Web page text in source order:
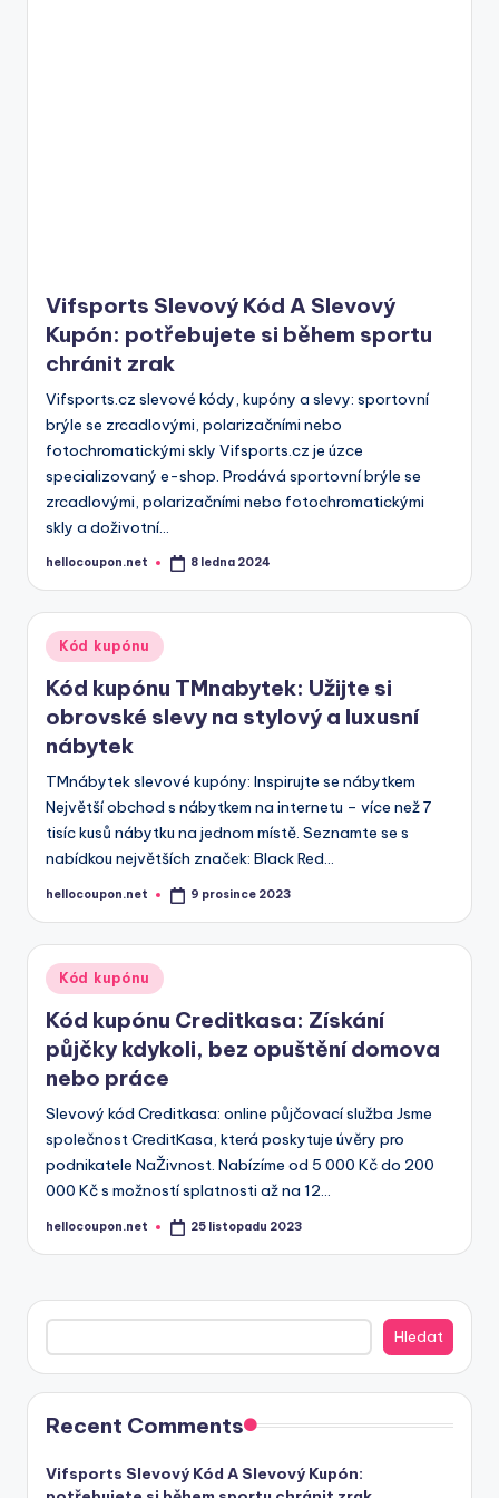
Vifsports Slevový Kód A Slevový
Kupón: potřebujete si během sportu
chránit zrak
Vifsports.cz slevové kódy, kupóny a slevy: sportovní
brýle se zrcadlovými, polarizačními nebo
fotochromatickými skly Vifsports.cz je úzce
specializovaný e-shop. Prodává sportovní brýle se
zrcadlovými, polarizačními nebo fotochromatickými
skly a doživotní…
Posted
hellocoupon.net 8 ledna 2024
Posted
in
Kód kupónu
Kód kupónu TMnabytek: Užijte si
obrovské slevy na stylový a luxusní
nábytek
TMnábytek slevové kupóny: Inspirujte se nábytkem
Největší obchod s nábytkem na internetu – více než 7
tisíc kusů nábytku na jednom místě. Seznamte se s
nabídkou největších značek: Black Red…
Posted
hellocoupon.net 9 prosince 2023
Posted
in
Kód kupónu
Kód kupónu Creditkasa: Získání
půjčky kdykoli, bez opuštění domova
nebo práce
Slevový kód Creditkasa: online půjčovací služba Jsme
společnost CreditKasa, která poskytuje úvěry pro
podnikatele NaŽivnost. Nabízíme od 5 000 Kč do 200
000 Kč s možností splatnosti až na 12…
Posted
hellocoupon.net 25 listopadu 2023
Hledat
Hledat
Recent Comments
Vifsports Slevový Kód A Slevový Kupón: